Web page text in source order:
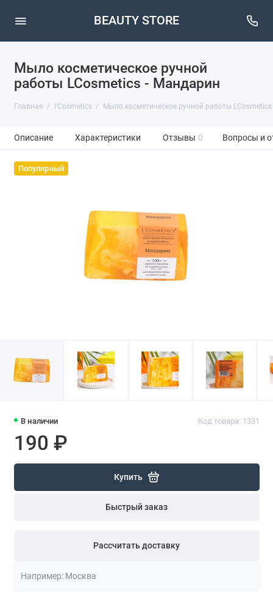
BEAUTY STORE
Мыло косметическое ручной
работы LCosmetics - Мандарин
Главная l'Cosmetics Мыло косметическое ручной работы
Описание Характеристики Отзывы 0 Вопросы и
Популярный
В наличии Код товара: 1331
190 ₽
Купить
Быстрый заказ
Рассчитать доставку